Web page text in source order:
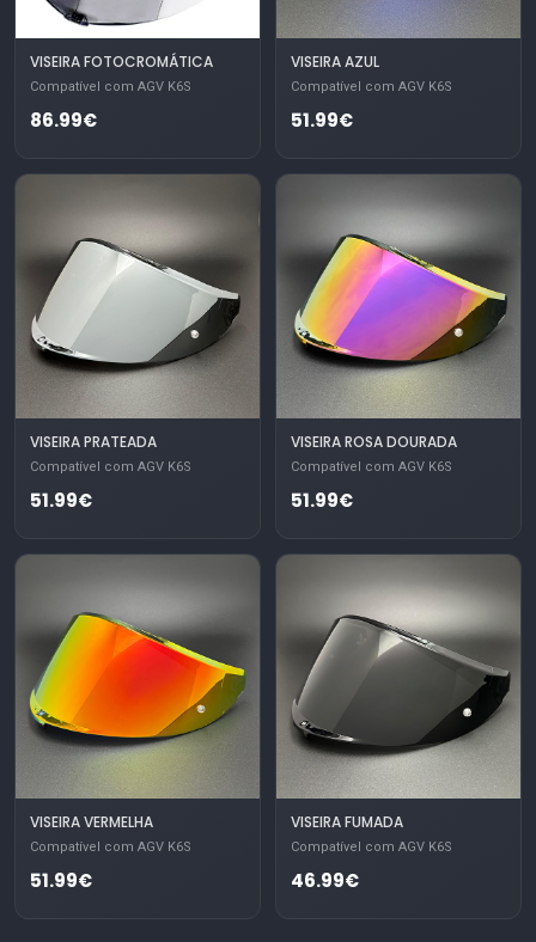
VISEIRA FOTOCROMÁTICA
Compatível com AGV K6S
86.99€
VISEIRA AZUL
Compatível com AGV K6S
51.99€
VISEIRA PRATEADA
Compatível com AGV K6S
51.99€
VISEIRA ROSA DOURADA
Compatível com AGV K6S
51.99€
VISEIRA VERMELHA
Compatível com AGV K6S
51.99€
VISEIRA FUMADA
Compatível com AGV K6S
46.99€